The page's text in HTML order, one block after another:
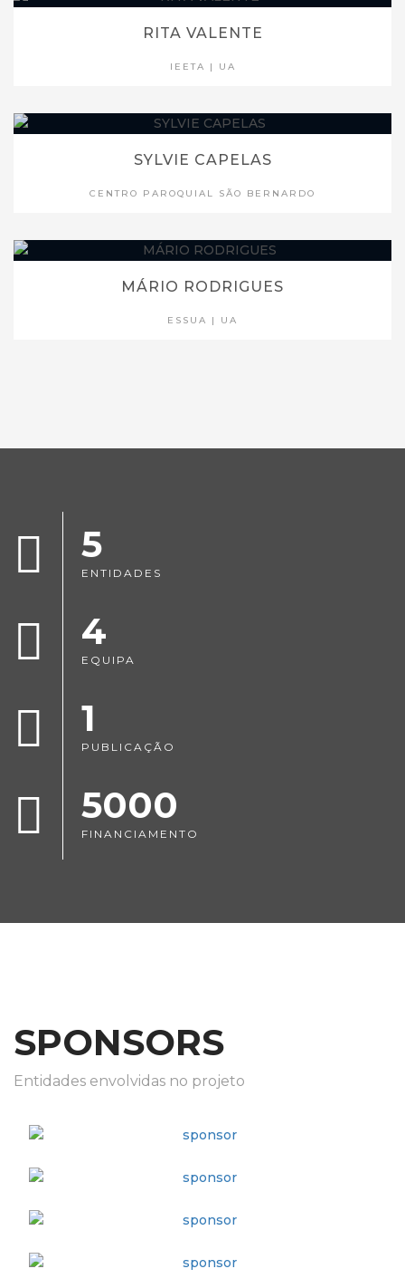
RITA VALENTE
IEETA | UA
SYLVIE CAPELAS
CENTRO PAROQUIAL SÃO BERNARDO
MÁRIO RODRIGUES
ESSUA | UA
5
ENTIDADES
4
EQUIPA
1
PUBLICAÇÃO
5000
FINANCIAMENTO
SPONSORS
Entidades envolvidas no projeto